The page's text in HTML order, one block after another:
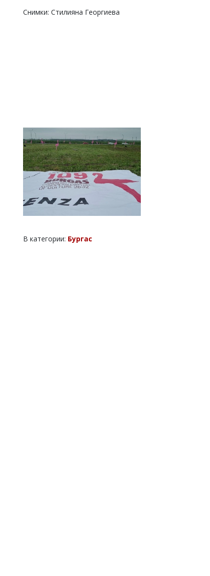
Снимки: Стилияна Георгиева
В категории: Бургас